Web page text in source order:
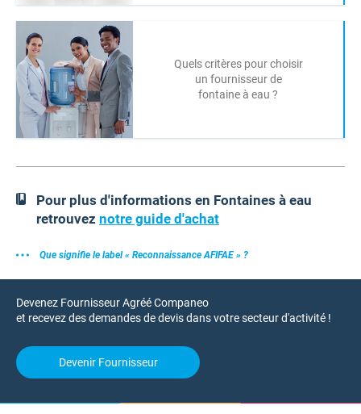
Quels critères pour choisir
un fournisseur de
fontaine à eau ?
Pour plus d'informations en Fontaines à eau
retrouvez notre guide d'achat
Que signifie le label « Reconnaissance AFIFAE » ?
Devenez Fournisseur Agréé Companeo
et recevez des demandes de devis dans votre secteur d'activité !
Devenir Fournisseur